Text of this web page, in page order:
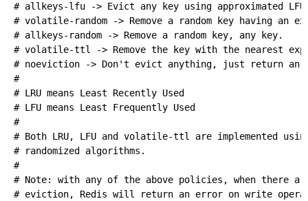
# allkeys-lfu -> Evict any key using approximated
# volatile-random -> Remove a random key having an
# allkeys-random -> Remove a random key, any key.
# volatile-ttl -> Remove the key with the nearest
# noeviction -> Don't evict anything, just return an
#
# LRU means Least Recently Used
# LFU means Least Frequently Used
#
# Both LRU, LFU and volatile-ttl are implemented
# randomized algorithms.
#
# Note: with any of the above policies, when there
# eviction, Redis will return an error on write